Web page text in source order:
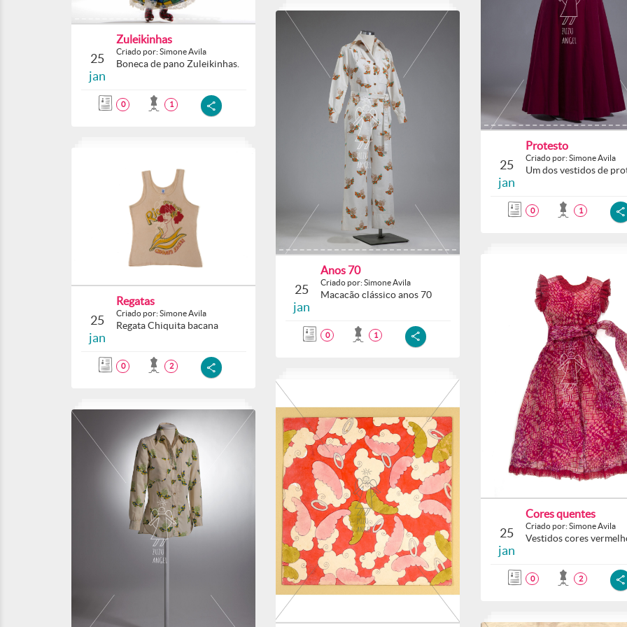
25
jan
Zuleikinhas
Criado por: Simone Avila
Boneca de pano Zuleikinhas.
0 1
25
jan
Protesto
Criado por: Simone Avila
Um dos vestidos de
0 1
25
jan
Anos 70
Criado por: Simone Avila
Macacão clássico anos 70
0 1
25
jan
Regatas
Criado por: Simone Avila
Regata Chiquita bacana
0 2
25
jan
Cores quentes
Criado por: Simone Avila
Vestidos cores
0 2